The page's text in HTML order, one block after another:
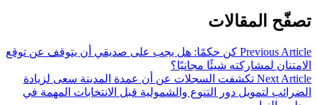
تصفّح المقالات
Previous Article كن حكمًا: هل يجب على صديقي أن يتوقف عن توقع
الامتنان لمشاركته شيئًا مجانيًا؟
Next Article تكشفت السجلات عن أن عمدة المدينة سعى لزيادة
الضرائب لتمويل دور التنوع والشمولية قبل الانتخابات المهمة في